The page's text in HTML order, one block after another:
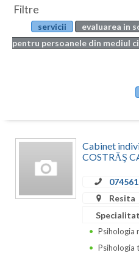
Botosani
Braila
Calarasi
Caras-Severin
Articole
Evenimente
Filtre
servicii
evaluarea in
pentru persoanele din mediul
Cabinet
COSTRĂŞ
Resita
Psihologia
Psihologia